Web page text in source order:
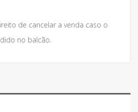
de cancelar a venda caso o
no balcão.